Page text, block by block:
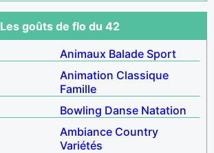
Les goûts de flo du 42
Animaux Balade Sport
Animation Classique
Famille
Bowling Danse Natation
Ambiance Country
Variétés